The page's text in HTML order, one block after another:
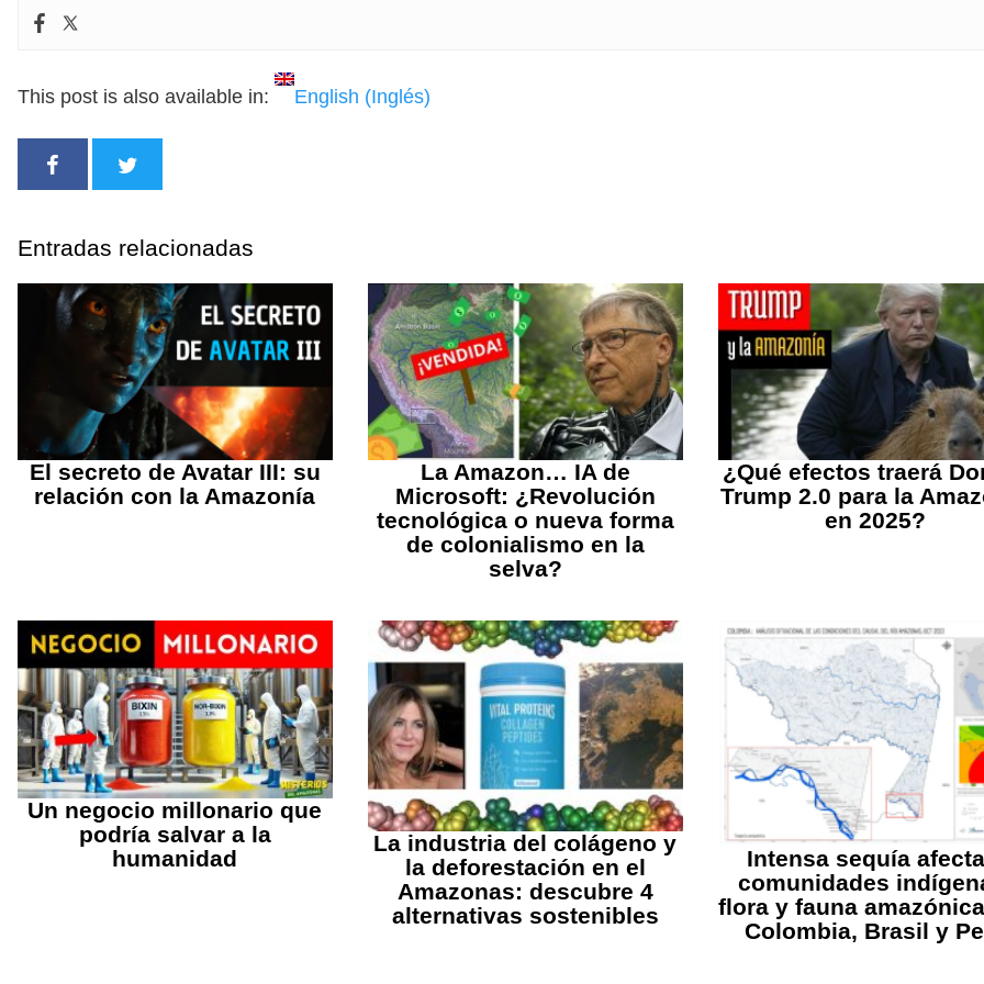
This post is also available in: English (Inglés)
Entradas relacionadas
El secreto de Avatar III: su
relación con la Amazonía
La Amazon… IA de
Microsoft: ¿Revolución
tecnológica o nueva forma
de colonialismo en la
selva?
¿Qué efectos traerá
Trump 2.0 para la
en 2025?
Un negocio millonario que
podría salvar a la
humanidad
La industria del colágeno y
la deforestación en el
Amazonas: descubre 4
alternativas sostenibles
Intensa sequía
comunidades
flora y fauna
Colombia, Brasil y